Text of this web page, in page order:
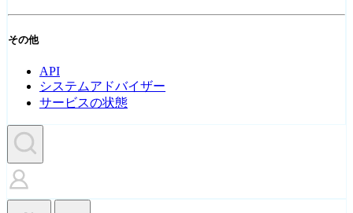
その他
API
システムアドバイザー
サービスの状態